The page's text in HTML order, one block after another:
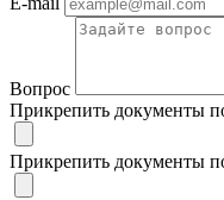
Вопрос
Прикрепить документы
Прикрепить документы